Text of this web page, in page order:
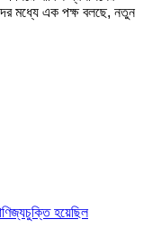
মধ্যে এক পক্ষ বলছে, নতুন